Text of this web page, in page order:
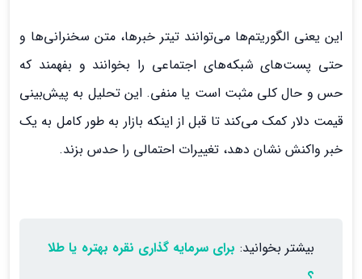
این یعنی الگوریتم‌ها می‌توانند تیتر خبرها، متن سخنرانی‌ها و
حتی پست‌های شبکه‌های اجتماعی را بخوانند و بفهمند که
حس و حال کلی مثبت است یا منفی. این تحلیل به پیش‌بینی
قیمت دلار کمک می‌کند تا قبل از اینکه بازار به طور کامل به یک
خبر واکنش نشان دهد، تغییرات احتمالی را حدس بزند.
بیشتر بخوانید: برای سرمایه گذاری نقره بهتره یا طلا